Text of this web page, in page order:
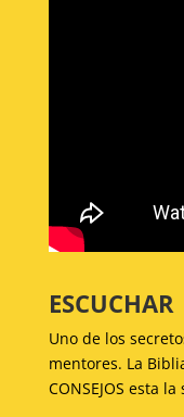
ESCUCHAR
Uno de los
mentores. La
CONSEJOS esta